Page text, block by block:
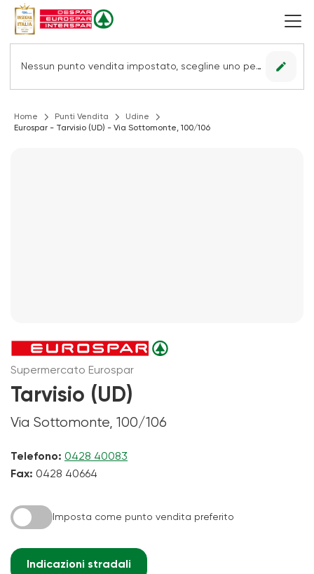
Nessun punto vendita impostato, scegline uno per vedere le offerte. edit
Home Punti Vendita
Udine
Eurospar - Tarvisio (UD) - Via Sottomonte, 100/106
Supermercato Eurospar
Tarvisio (UD)
Via Sottomonte, 100/106
Telefono: 0428 40083
Fax: 0428 40664
Imposta come punto vendita preferito
Indicazioni stradali